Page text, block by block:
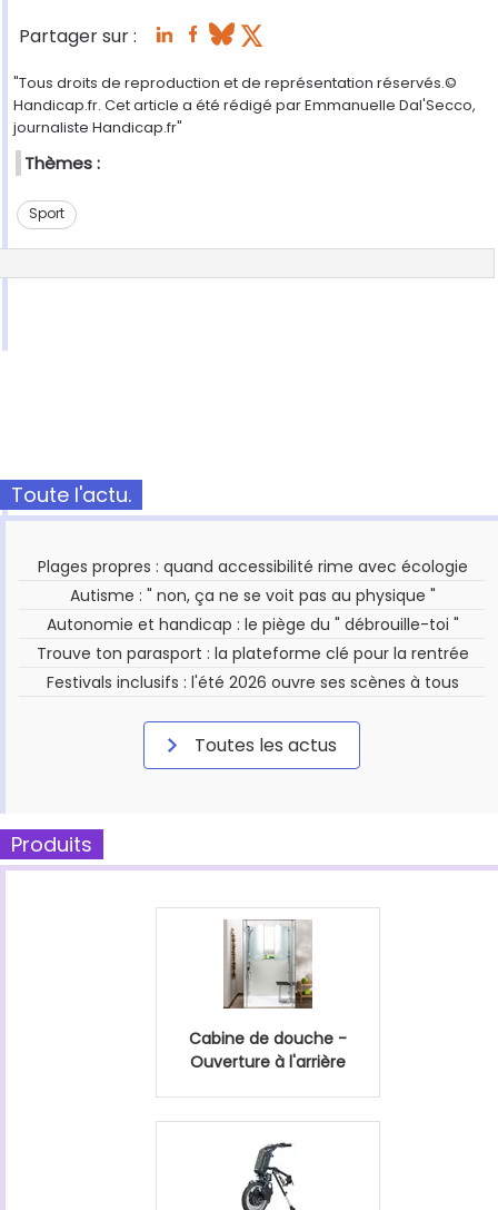
Partager sur :
"Tous droits de reproduction et de représentation réservés.©
Handicap.fr. Cet article a été rédigé par Emmanuelle Dal'Secco,
journaliste Handicap.fr"
Thèmes :
Sport
Toute l'actu.
Plages propres : quand accessibilité rime avec écologie
Autisme : " non, ça ne se voit pas au physique "
Autonomie et handicap : le piège du " débrouille-toi "
Trouve ton parasport : la plateforme clé pour la rentrée
Festivals inclusifs : l'été 2026 ouvre ses scènes à tous
Toutes les actus
Produits
Cabine de douche -
Ouverture à l'arrière